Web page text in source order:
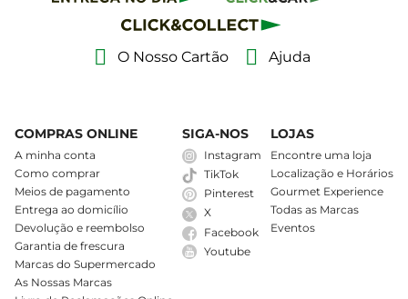
O Nosso Cartão Ajuda
COMPRAS ONLINE
A minha conta
Como comprar
Meios de pagamento
Entrega ao domicílio
Devolução e reembolso
Garantia de frescura
Marcas do Supermercado
As Nossas Marcas
SIGA-NOS
Instagram
TikTok
Pinterest
X
Facebook
Youtube
LOJAS
Encontre uma loja
Localização e Horários
Gourmet Experience
Todas as Marcas
Eventos